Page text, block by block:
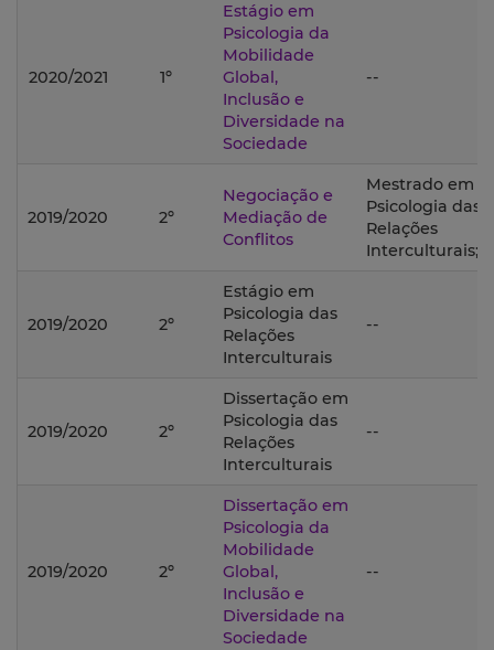
2020/2021 1º
Estágio em
Psicologia da
Mobilidade
Global,
Inclusão e
Diversidade na
Sociedade
--
2019/2020 2º
Negociação e
Mediação de
Conflitos
Mestrado em
Psicologia das
Relações
Interculturais;
2019/2020 2º
Estágio em
Psicologia das
Relações
Interculturais
--
2019/2020 2º
Dissertação em
Psicologia das
Relações
Interculturais
--
2019/2020 2º
Dissertação em
Psicologia da
Mobilidade
Global,
Inclusão e
Diversidade na
Sociedade
--